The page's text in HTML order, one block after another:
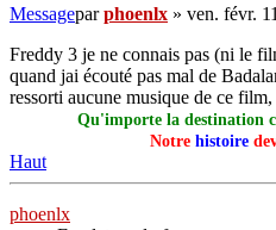
Messageparphoenlx » ven. févr.
Freddy 3 je ne connais pas (ni le
quand jai écouté pas mal de
ressorti aucune musique de ce
Qu'importe la destination
Notre histoire
Haut
phoenlx